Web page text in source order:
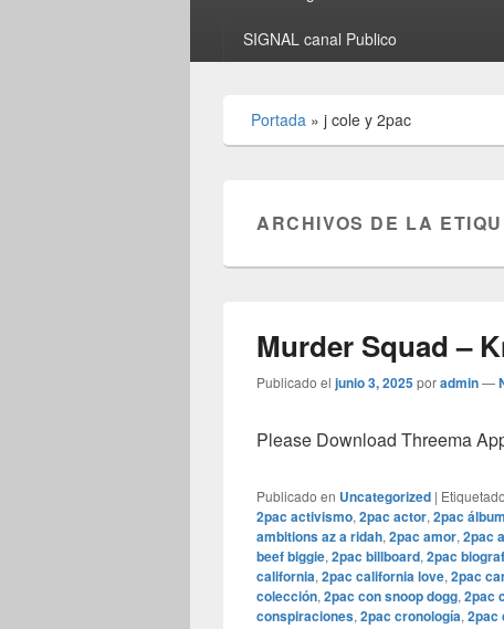
SIGNAL canal Publico
Portada » j cole y 2pac
ARCHIVOS DE LA
Murder Squad –
Publicado el junio 3, 2025poradmin—
Please Download Threema
Publicado en Uncategorized | Etiquetado
2pac activismo, 2pac actor, 2pac
ambitions az a ridah, 2pac amor, 2pac
beef biggie, 2pac billboard, 2pac
california, 2pac california love, 2pac
colección, 2pac con snoop dogg, 2pac
conspiraciones, 2pac cronología, 2pac